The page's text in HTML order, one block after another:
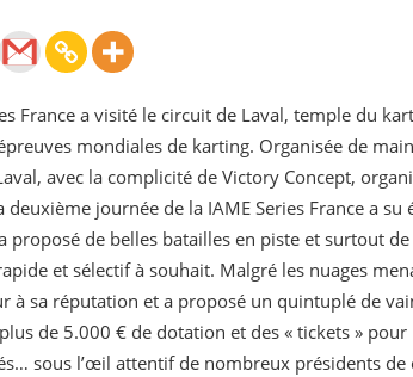
France a visité le circuit de Laval, temple du
mondiales de karting. Organisée de
avec la complicité de Victory Concept,
journée de la IAME Series France a su
proposé de belles batailles en piste et surtout
et sélectif à souhait. Malgré les nuages
à sa réputation et a proposé un quintuplé de
de 5.000 € de dotation et des « tickets » pour
sous l’œil attentif de nombreux présidents de